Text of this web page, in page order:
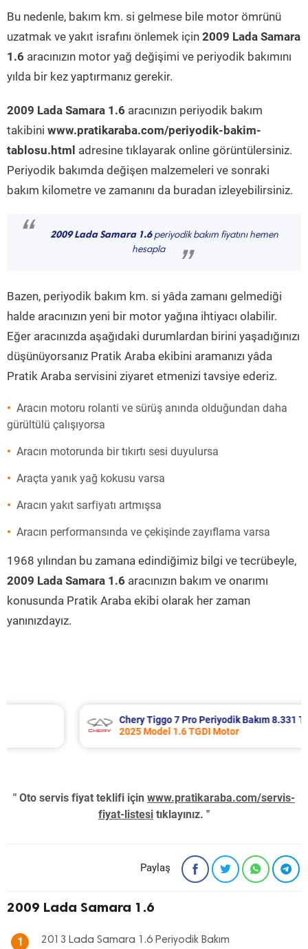
Bu nedenle, bakım km. si gelmese bile motor ömrünü
uzatmak ve yakıt israfını önlemek için 2009 Lada Samara
1.6 aracınızın motor yağ değişimi ve periyodik bakımını
yılda bir kez yaptırmanız gerekir.
2009 Lada Samara 1.6 aracınızın periyodik bakım
takibini www.pratikaraba.com/periyodik-bakim-
tablosu.html adresine tıklayarak online görüntülersiniz.
Periyodik bakımda değişen malzemeleri ve sonraki
bakım kilometre ve zamanını da buradan izleyebilirsiniz.
“ 2009 Lada Samara 1.6periyodik bakım fiyatını hemen
hesapla
”
Bazen, periyodik bakım km. si yâda zamanı gelmediği
halde aracınızın yeni bir motor yağına ihtiyacı olabilir.
Eğer aracınızda aşağıdaki durumlardan birini yaşadığınızı
düşünüyorsanız Pratik Araba ekibini aramanızı yâda
Pratik Araba servisini ziyaret etmenizi tavsiye ederiz.
Aracın motoru rolanti ve sürüş anında olduğundan daha
gürültülü çalışıyorsa
Aracın motorunda bir tıkırtı sesi duyulursa
Araçta yanık yağ kokusu varsa
Aracın yakıt sarfiyatı artmışsa
Aracın performansında ve çekişinde zayıflama varsa
1968 yılından bu zamana edindiğimiz bilgi ve tecrübeyle,
2009 Lada Samara 1.6 aracınızın bakım ve onarımı
konusunda Pratik Araba ekibi olarak her zaman
yanınızdayız.
Chery Tiggo 7 Pro Periyodik Bakım 8.331 TL
2025 Model 1.6 TGDI Motor
" Oto servis fiyat teklifi için www.pratikaraba.com/servis-
fiyat-listesi tıklayınız. "
Paylaş
2009 Lada Samara 1.6
1 2013 Lada Samara 1.6 Periyodik Bakım